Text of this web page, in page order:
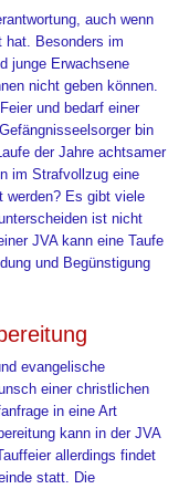
auch wenn
hat. Besonders im
junge Erwachsene
nicht geben können.
und bedarf einer
bin
der Jahre achtsamer
im Strafvollzug eine
werden? Es gibt viele
ist nicht
JVA kann eine Taufe
und Begünstigung
evangelische
einer christlichen
in eine Art
kann in der JVA
allerdings findet
statt. Die